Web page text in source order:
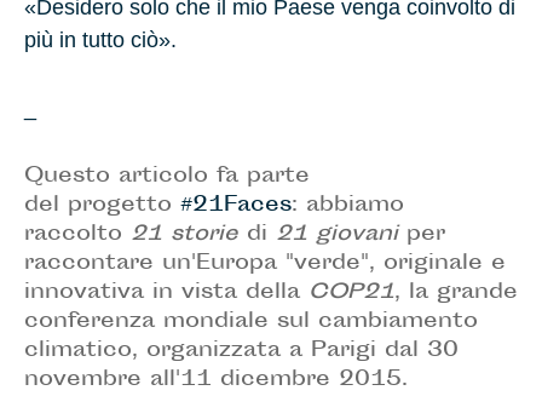
«Desidero solo che il mio Paese venga coinvolto di
più in tutto ciò».
Questo articolo fa parte
del progetto #21Faces: abbiamo
raccolto 21 storie di 21 giovaniper
raccontare un'Europa "verde", originale e
innovativa in vista della COP21, la grande
conferenza mondiale sul cambiamento
climatico, organizzata a Parigi dal 30
novembre all'11 dicembre 2015.